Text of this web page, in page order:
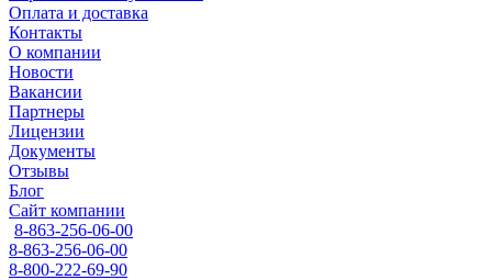
Оплата и доставка
Контакты
О компании
Новости
Вакансии
Партнеры
Лицензии
Документы
Отзывы
Блог
Сайт компании
8-863-256-06-00
8-863-256-06-00
8-800-222-69-90